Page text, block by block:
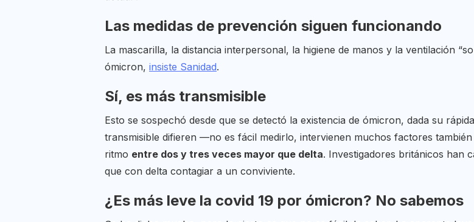
Las medidas de prevención siguen funcionando
La mascarilla, la distancia interpersonal, la higiene de manos y la ventilación
ómicron, insiste Sanidad.
Sí, es más transmisible
Esto se sospechó desde que se detectó la existencia de ómicron, dada su
transmisible difieren —no es fácil medirlo, intervienen muchos factores
ritmo entre dos y tres veces mayor que delta. Investigadores británicos han
que con delta contagiar a un conviviente.
¿Es más leve la covid 19 por ómicron? No sabemos